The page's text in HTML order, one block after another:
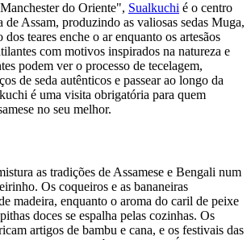
do Oriente", Sualkuchi é o centro
de Assam, produzindo as valiosas sedas Muga,
teares enche o ar enquanto os artesãos
com motivos inspirados na natureza e
podem ver o processo de tecelagem,
de seda autênticos e passear ao longo da
é uma visita obrigatória para quem
no seu melhor.
as tradições de Assamese e Bengali num
Os coqueiros e as bananeiras
madeira, enquanto o aroma do caril de peixe
doces se espalha pelas cozinhas. Os
artigos de bambu e cana, e os festivais das